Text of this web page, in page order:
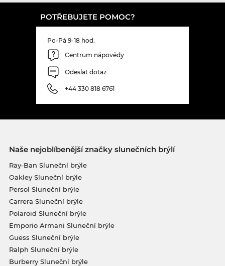
POTŘEBUJETE POMOC?
Po-Pá 9-18 hod.
Centrum nápovědy
Odeslat dotaz
+44 330 818 6761
Naše nejoblíbenější značky slunečních brýlí
Ray-Ban Sluneční brýle
Oakley Sluneční brýle
Persol Sluneční brýle
Carrera Sluneční brýle
Polaroid Sluneční brýle
Emporio Armani Sluneční brýle
Guess Sluneční brýle
Ralph Sluneční brýle
Burberry Sluneční brýle